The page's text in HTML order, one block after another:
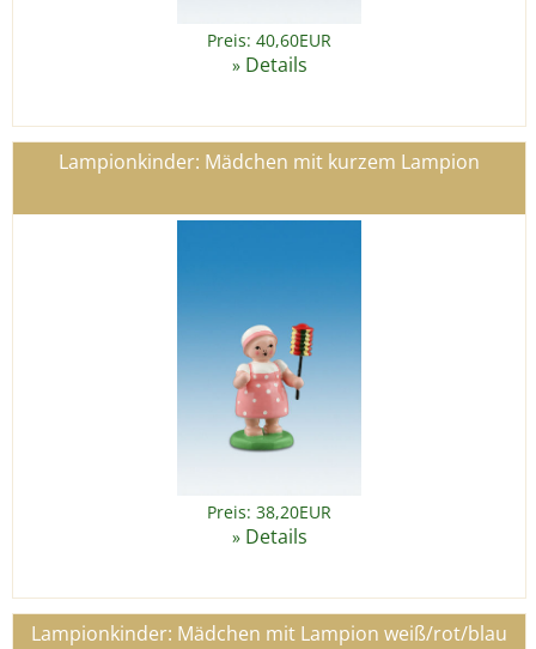
Preis: 40,60EUR
» Details
Lampionkinder: Mädchen mit kurzem Lampion
Preis: 38,20EUR
» Details
Lampionkinder: Mädchen mit Lampion weiß/rot/blau